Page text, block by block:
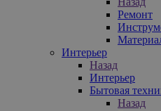
Ремонт
Интерьер
Назад
Интерьер
Бытовая
Назад